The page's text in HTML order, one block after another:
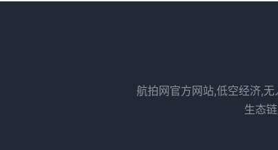
航拍网官方网站,低空经济,
生态